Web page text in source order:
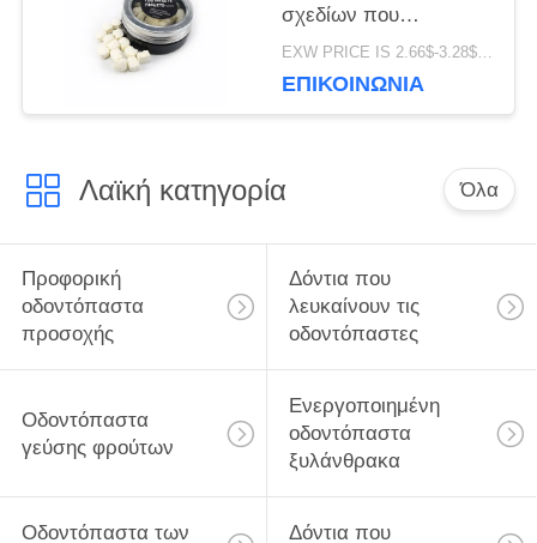
σχεδίων που
λευκαίνουν τη
αναπνοής δροσίζομαι
EXW PRICE IS 2.66$-3.28$/BOTTLE MOQ:κιβώτιο 60pcs *100
ΕΠΙΚΟΙΝΩΝΊΑ
Λαϊκή κατηγορία Όλα
Προφορική
οδοντόπαστα
προσοχής
Δόντια που
λευκαίνουν τις
οδοντόπαστες
Οδοντόπαστα
γεύσης φρούτων
Ενεργοποιημένη
οδοντόπαστα
ξυλάνθρακα
Οδοντόπαστα των Δόντια που